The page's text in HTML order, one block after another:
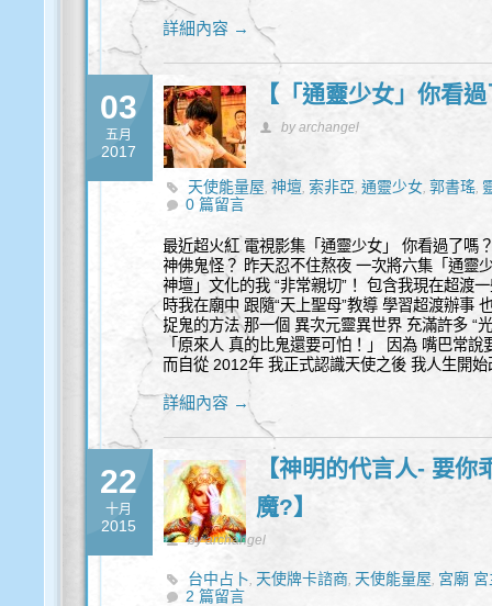
詳細內容 →
03
五月
2017
【「通靈少女」你看
by archangel
天使能量屋,神壇, 索非亞,通靈少女,郭書瑤,
0 篇留言
最近超火紅 電視影集「通靈少女」 你看過了嗎
神佛鬼怪？ 昨天忍不住熬夜 一次將六集「通靈
神壇」文化的我 “非常親切”！ 包含我現在超渡
時我在廟中 跟隨“天上聖母”教導 學習超渡辦事
捉鬼的方法 那一個 異次元靈異世界 充滿許多 “
「原來人 真的比鬼還要可怕！」 因為 嘴巴常
而自從 2012年 我正式認識天使之後 我人生開始
詳細內容 →
22
十月
2015
【神明的代言人- 要
魔?】
by archangel
台中占卜, 天使牌卡諮商, 天使能量屋, 宮廟
言人
2 篇留言